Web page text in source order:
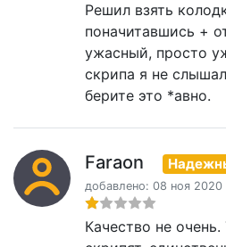
Решил взять
поначитавшись +
ужасный, просто
скрипа я не
берите это *авно.
Faraon
добавлено: 08 ноя 2020
Качество не